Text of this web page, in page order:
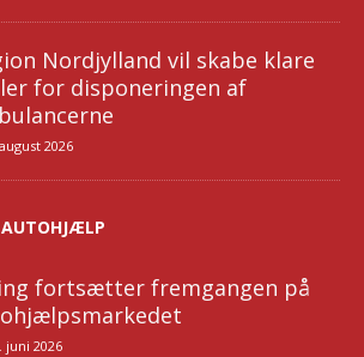
Nordjylland vil skabe klare
for disponeringen af
2026
AUTOHJÆLP
fortsætter fremgangen på
juni 2026